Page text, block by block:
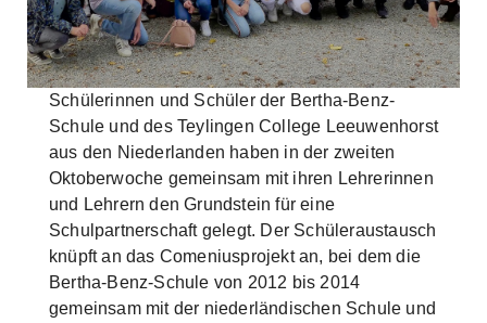
Skip to main content
Schülerinnen und Schüler der Bertha-Benz-
Schule und des Teylingen College Leeuwenhorst
aus den Niederlanden haben in der zweiten
Oktoberwoche gemeinsam mit ihren Lehrerinnen
und Lehrern den Grundstein für eine
Schulpartnerschaft gelegt. Der Schüleraustausch
knüpft an das Comeniusprojekt an, bei dem die
Bertha-Benz-Schule von 2012 bis 2014
gemeinsam mit der niederländischen Schule und